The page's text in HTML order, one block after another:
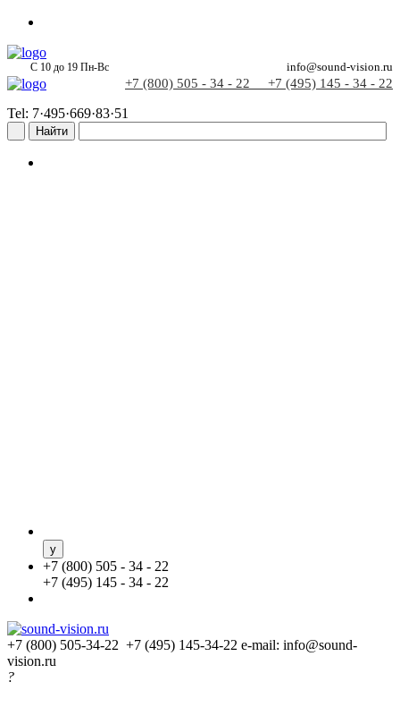
С 10 до 19 Пн-Вс info@sound-vision.ru
+7 (800) 505 - 34 - 22 +7 (495) 145 - 34 - 22
Tel: 7·495·669·83·51
+7 (800) 505 - 34 - 22
+7 (495) 145 - 34 - 22
+7 (800) 505-34-22 +7 (495) 145-34-22 e-mail: info@sound-
vision.ru
?